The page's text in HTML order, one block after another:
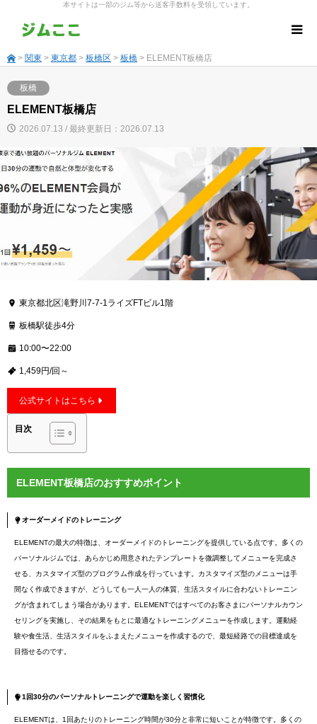
本サイトは一部のジム等から送客手数料を受領しています。
> 関東 > 東京都 > 板橋区 > 板橋 > ELEMENT板橋店
板橋
ELEMENT板橋店
2026.07.13 / 最終更新日：2026.07.13
東京都北区滝野川7-7-1ライズFTビル1階
板橋駅徒歩4分
10:00〜22:00
1,459円/回～
公式サイトはこちら
目次
ELEMENT板橋店のおすすめポイント
オーダーメイドのトレーニング
ELEMENTの最大の特徴は、オーダーメイドのトレーニングを提供している点です。多くの
パーソナルジムでは、あらかじめ用意されたテンプレートを微調整してメニューを完成さ
せる、カスタマイズ型のプログラム作成を行っています。カスタマイズ型のメニューは手
間なく作成できますが、どうしても一人一人の体質、生活スタイルに合わないトレーニン
グが含まれてしまう場合があります。ELEMENTではすべてのお客さまにパーソナルカウン
セリングを実施し、その結果をもとに最適なトレーニングメニューを作成します。運動経
験や食生活、生活スタイルをふまえたメニューを作成するので、最短経路での目標達成を
目指せるのです。
1回30分のパーソナルトレーニングで運動を楽しく習慣化
ELEMENTは、1回あたりのトレーニング時間が30分と非常に短いことが特徴です。多くの